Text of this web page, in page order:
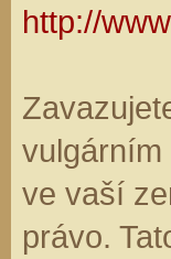
http://
vulgárním
ve vaší
právo.